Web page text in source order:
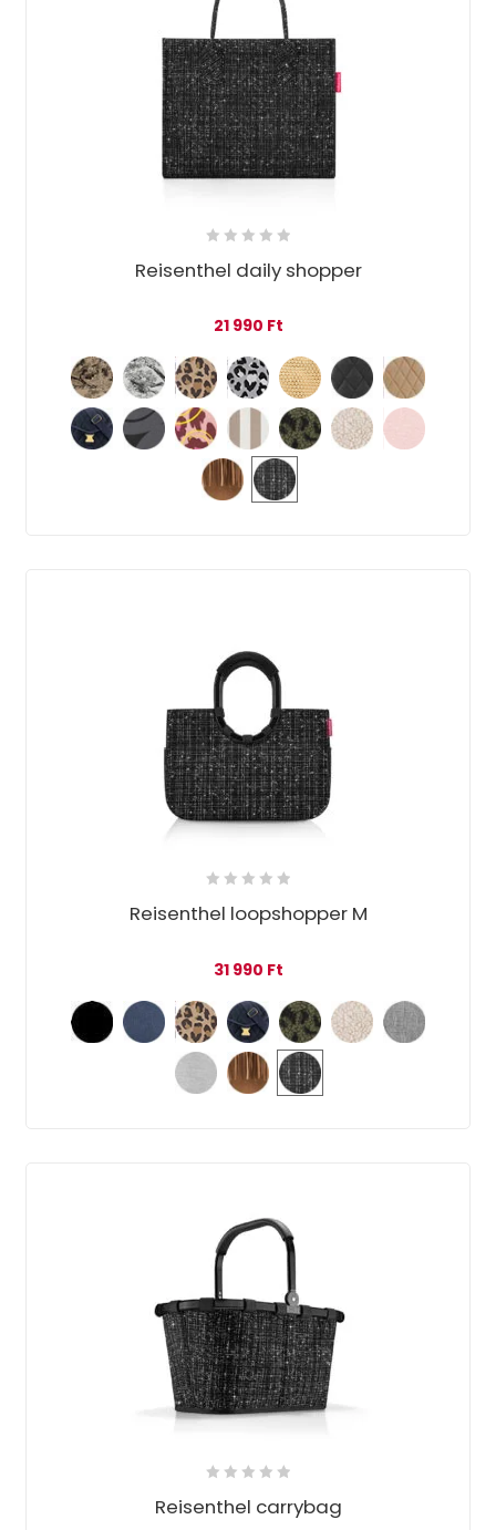
Reisenthel daily shopper
21 990 Ft
Reisenthel loopshopper M
31 990 Ft
Reisenthel carrybag